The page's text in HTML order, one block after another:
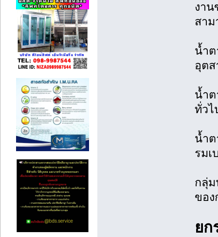
งาน
สาม
น้ำต
อุต
น้ำต
ทั่วไ
น้ำต
รมเ
กลุ่ม
ขอ
ยก